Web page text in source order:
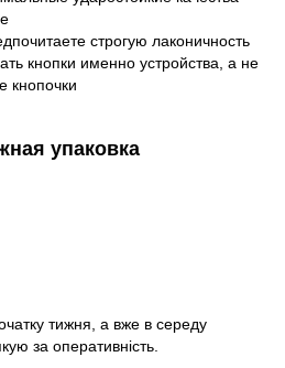
строгую лаконичность
кнопки именно устройства, а не
кнопочки
упаковка
тижня, а вже в середу
за оперативність.